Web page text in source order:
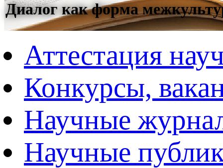
Диалог как форма
Аттестация
Конкурсы,
Научные
Научные